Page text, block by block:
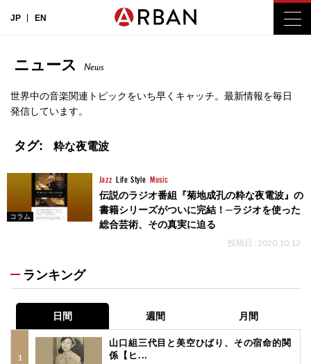
JP EN
ニュース News
世界中の音楽関連トピックをいち早くキャッチ。最新情報を毎日
発信しています。
タグ: 粋な夜電波
コラム
Jazz Life Style Music
伝説のラジオ番組『菊地成孔の粋な夜電波』の
書籍シリーズがついに完結！─ラジオを使った
総合芸術、その真実に迫る
投稿日 : 2020.10.12
ランキング
日間 週間 月間
山口組三代目と美空ひばり、その宿命的関
係【ヒ...